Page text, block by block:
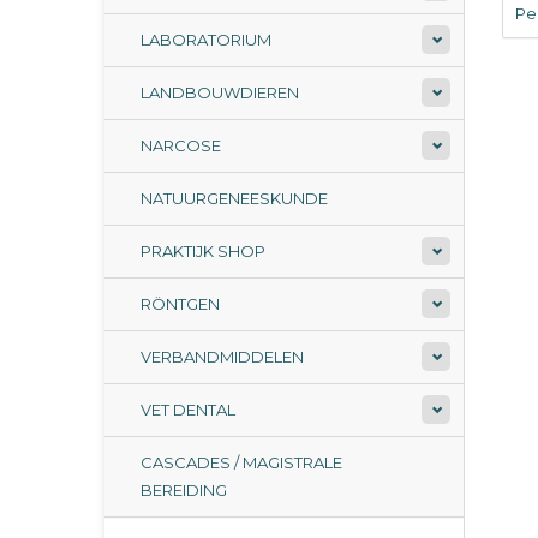
LABORATORIUM
LANDBOUWDIEREN
NARCOSE
NATUURGENEESKUNDE
PRAKTIJK SHOP
RÖNTGEN
VERBANDMIDDELEN
VET DENTAL
CASCADES / MAGISTRALE
BEREIDING